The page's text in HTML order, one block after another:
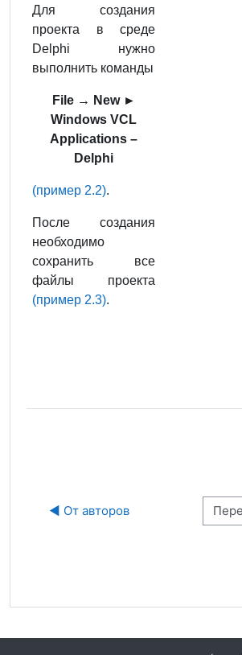
Для создания
проекта в среде
Delphi нужно
выполнить команды
File→ New ►
Windows VCL
Applications –
Delphi
(пример 2.2).
После создания
необходимо
сохранить все
файлы проекта
(пример 2.3).
◀︎ От авторов Перейти на...